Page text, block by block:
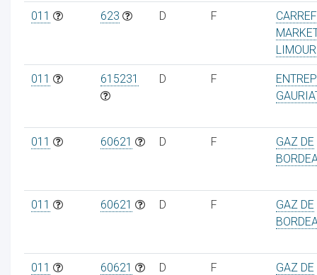
011 623 D F
011 615231 D F
011 60621 D F
GAZ DE
011 60621 D F
GAZ DE
011 60621 D F
GAZ DE